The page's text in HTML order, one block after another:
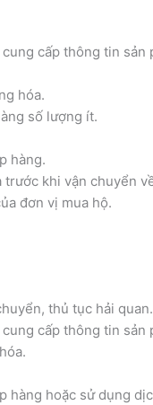
cấp thông tin sản
hóa.
số lượng ít.
hàng.
khi vận chuyển
đơn vị mua hộ.
thủ tục hải quan.
cấp thông tin sản
hàng hoặc sử dụng